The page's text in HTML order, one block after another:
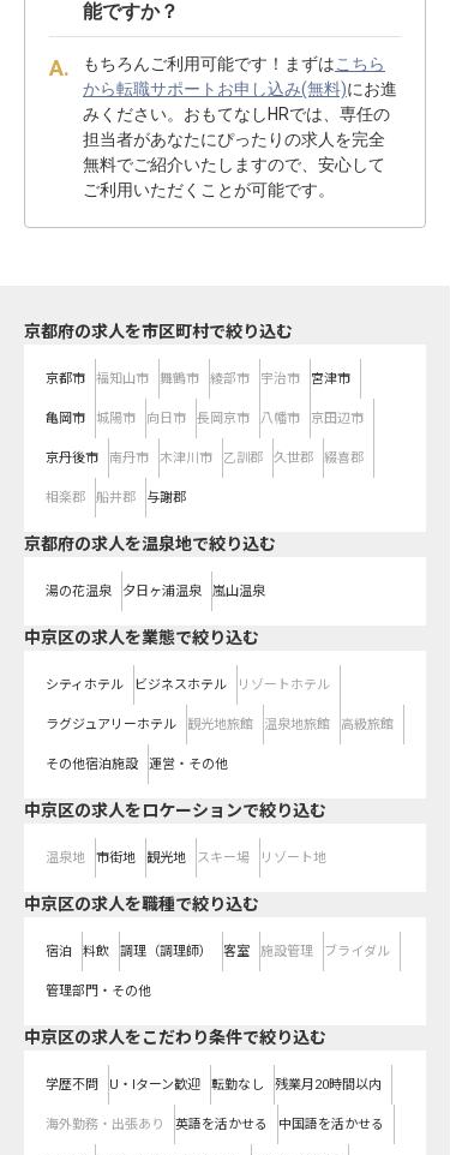
能ですか？
もちろんご利用可能です！まずはこちら
から転職サポートお申し込み(無料)にお進
みください。おもてなしHRでは、専任の
担当者があなたにぴったりの求人を完全
無料でご紹介いたしますので、安心して
ご利用いただくことが可能です。
京都府の求人を市区町村で絞り込む
京都市 福知山市 舞鶴市 綾部市 宇治市 宮津市
亀岡市 城陽市 向日市 長岡京市 八幡市 京田辺市
京丹後市 南丹市 木津川市 乙訓郡 久世郡 綴喜郡
相楽郡 船井郡 与謝郡
京都府の求人を温泉地で絞り込む
湯の花温泉 夕日ヶ浦温泉 嵐山温泉
中京区の求人を業態で絞り込む
シティホテル ビジネスホテル リゾートホテル
ラグジュアリーホテル 観光地旅館 温泉地旅館 高級旅館
その他宿泊施設 運営・その他
中京区の求人をロケーションで絞り込む
温泉地 市街地 観光地 スキー場 リゾート地
中京区の求人を職種で絞り込む
宿泊 料飲 調理（調理師） 客室 施設管理 ブライダル
管理部門・その他
中京区の求人をこだわり条件で絞り込む
学歴不問 U・Iターン歓迎 転勤なし 残業月20時間以内
海外勤務・出張あり 英語を活かせる 中国語を活かせる